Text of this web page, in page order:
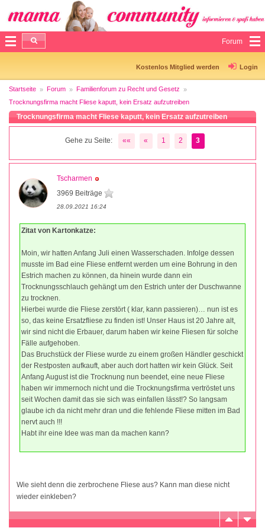
Forum
Kostenlos Mitglied werden Login
Startseite Forum
Familienforum zu Recht und Gesetz
Trocknungsfirma macht Fliese kaputt, kein Ersatz aufzutreiben
Trocknungsfirma macht Fliese kaputt, kein Ersatz aufzutreiben
Gehe zu Seite: «« « 1 2 3
Tscharmen
3969 Beiträge
28.09.2021 16:24
Zitat von Kartonkatze:
Moin, wir hatten Anfang Juli einen Wasserschaden. Infolge dessen
musste im Bad eine Fliese entfernt werden um eine Bohrung in den
Estrich machen zu können, da hinein wurde dann ein
Trocknungsschlauch gehängt um den Estrich unter der Duschwanne
zu trocknen.
Hierbei wurde die Fliese zerstört ( klar, kann passieren)… nun ist es
so, das keine Ersatzfliese zu finden ist! Unser Haus ist 20 Jahre alt,
wir sind nicht die Erbauer, darum haben wir keine Fliesen für solche
Fälle aufgehoben.
Das Bruchstück der Fliese wurde zu einem großen Händler geschickt
der Restposten aufkauft, aber auch dort hatten wir kein Glück. Seit
Anfang August ist die Trocknung nun beendet, eine neue Fliese
haben wir immernoch nicht und die Trocknungsfirma vertröstet uns
seit Wochen damit das sie sich was einfallen lässt!? So langsam
glaube ich da nicht mehr dran und die fehlende Fliese mitten im Bad
nervt auch !!!
Habt ihr eine Idee was man da machen kann?
Wie sieht denn die zerbrochene Fliese aus? Kann man diese nicht
wieder einkleben?